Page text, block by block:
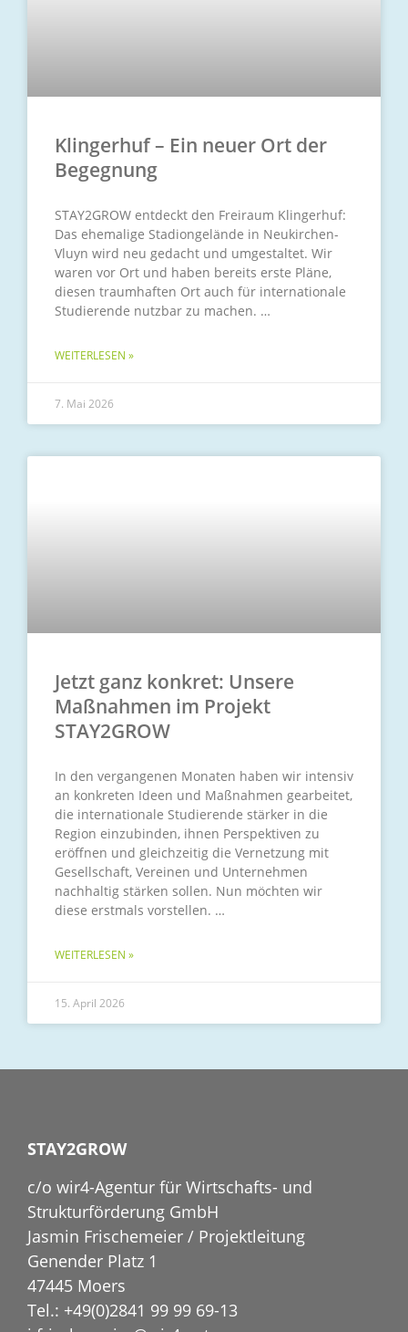
Klingerhuf – Ein neuer Ort der
Begegnung
STAY2GROW entdeckt den Freiraum Klingerhuf:
Das ehemalige Stadiongelände in Neukirchen-
Vluyn wird neu gedacht und umgestaltet. Wir
waren vor Ort und haben bereits erste Pläne,
diesen traumhaften Ort auch für internationale
Studierende nutzbar zu machen.
WEITERLESEN »
7. Mai 2026
Jetzt ganz konkret: Unsere
Maßnahmen im Projekt
STAY2GROW
In den vergangenen Monaten haben wir intensiv
an konkreten Ideen und Maßnahmen gearbeitet,
die internationale Studierende stärker in die
Region einzubinden, ihnen Perspektiven zu
eröffnen und gleichzeitig die Vernetzung mit
Gesellschaft, Vereinen und Unternehmen
nachhaltig stärken sollen. Nun möchten wir
diese erstmals vorstellen.
WEITERLESEN »
15. April 2026
STAY2GROW
c/o wir4-Agentur für Wirtschafts- und
Strukturförderung GmbH
Jasmin Frischemeier / Projektleitung
Genender Platz 1
47445 Moers
Tel.: +49(0)2841 99 99 69-13